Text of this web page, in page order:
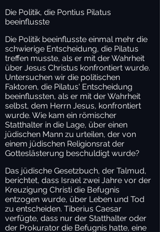
Die Politik, die Pontius Pilatus
beeinflusste
Die Politik beeinflusste einmal mehr die
schwierige Entscheidung, die Pilatus
treffen musste, als er mit der Wahrheit
über Jesus Christus konfrontiert wurde.
Untersuchen wir die politischen
Faktoren, die Pilatus' Entscheidung
beeinflussten, als er mit der Wahrheit
selbst, dem Herrn Jesus, konfrontiert
wurde. Wie kam ein römischer
Statthalter in die Lage, über einen
jüdischen Mann zu urteilen, der von
einem jüdischen Religionsrat der
Gotteslästerung beschuldigt wurde?
Das jüdische Gesetzbuch, der Talmud,
berichtet, dass Israel zwei Jahre vor der
Kreuzigung Christi die Befugnis
entzogen wurde, über Leben und Tod
zu entscheiden. Tiberius Caesar
verfügte, dass nur der Statthalter oder
der Prokurator die Befugnis hatte, eine